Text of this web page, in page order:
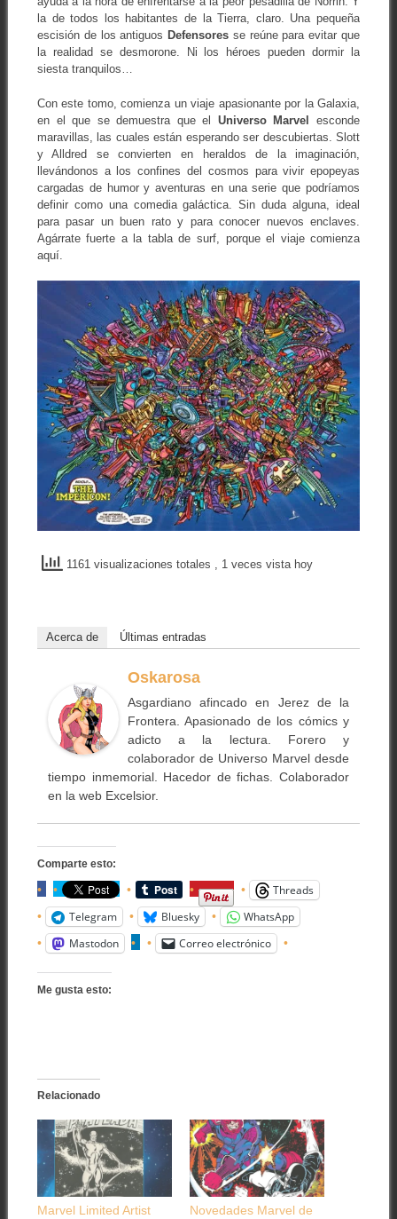
la de todos los habitantes de la Tierra, claro. Una pequeña
escisión de los antiguos Defensores se reúne para evitar que
la realidad se desmorone. Ni los héroes pueden dormir la
siesta tranquilos…
Con este tomo, comienza un viaje apasionante por la Galaxia,
en el que se demuestra que el Universo Marvel
esconde
maravillas, las cuales están esperando ser descubiertas. Slott
y Alldred se convierten en heraldos de la imaginación,
llevándonos a los confines del cosmos para vivir epopeyas
cargadas de humor y aventuras en una serie que podríamos
definir como una comedia galáctica. Sin duda alguna, ideal
para pasar un buen rato y para conocer nuevos enclaves.
Agárrate fuerte a la tabla de surf, porque el viaje comienza
aquí.
1161 visualizaciones totales , 1 veces vista hoy
Acerca de Últimas entradas
Oskarosa
Asgardiano afincado en Jerez de la
Frontera. Apasionado de los cómics y
adicto a la lectura. Forero y
colaborador de Universo Marvel desde
tiempo inmemorial. Hacedor de fichas. Colaborador
en la web Excelsior.
Comparte esto:
Threads
Telegram
Bluesky
WhatsApp
Mastodon
Correo electrónico
Me gusta esto:
Relacionado
Marvel Limited Artist
Novedades Marvel de